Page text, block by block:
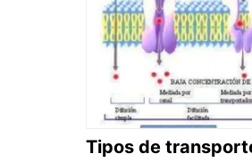
Tipos de